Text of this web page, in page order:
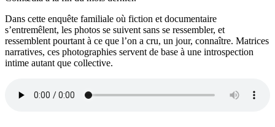
Dans cette enquête familiale où fiction et documentaire
s’entremêlent, les photos se suivent sans se ressembler, et
ressemblent pourtant à ce que l’on a cru, un jour, connaître. Matrices
narratives, ces photographies servent de base à une introspection
intime autant que collective.